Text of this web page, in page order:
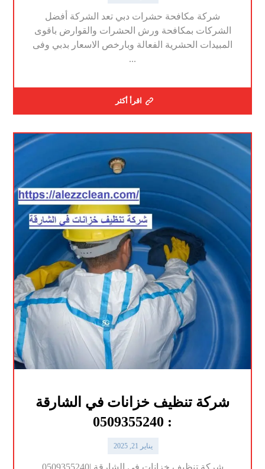
شركة مكافحة حشرات دبي تعد الشركة أفضل
الشركات بمكافحة ورش الحشرات والقوارض باقوى
المبيدات الحشرية الفعالة وبارخص الاسعار بدبي وفى
...
اقرأ أكثر
شركة تنظيف خزانات في الشارقة
: 0509355240
يناير 21, 2025
شركة تنظيف خزانات في الشارقة |0509355240